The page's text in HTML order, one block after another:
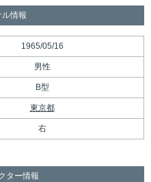
情報
1965/05/16
男性
B型
東京都
右
ター情報